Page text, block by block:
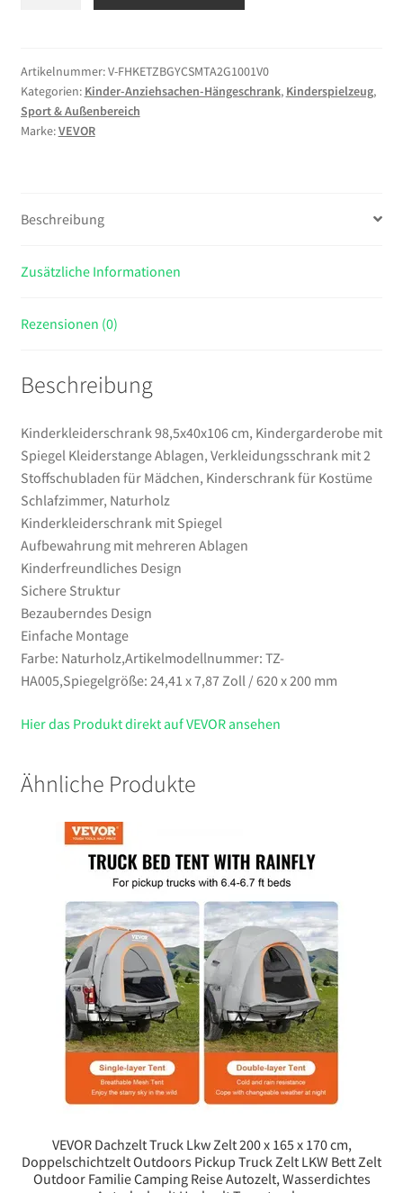
Kindergarderobe
mit
Spiegel
Kleiderstange
2
für
Kinderschrank
Schlafzimmer,
Menge
Artikelnummer:V-FHKETZBGYCSMTA2G1001V0
Kategorien: Kinder-Anziehsachen-Hängeschrank, Kinderspielzeug,
Sport & Außenbereich
Marke:VEVOR
Beschreibung
Zusätzliche Informationen
Rezensionen (0)
Beschreibung
Kinderkleiderschrank 98,5x40x106 cm, Kindergarderobe mit
Spiegel Kleiderstange Ablagen, Verkleidungsschrank mit 2
Stoffschubladen für Mädchen, Kinderschrank für Kostüme
Schlafzimmer, Naturholz
Kinderkleiderschrank mit Spiegel
Aufbewahrung mit mehreren Ablagen
Kinderfreundliches Design
Sichere Struktur
Bezauberndes Design
Einfache Montage
Farbe: Naturholz,Artikelmodellnummer: TZ-
HA005,Spiegelgröße: 24,41 x 7,87 Zoll / 620 x 200 mm
Hier das Produkt direkt auf VEVOR ansehen
Ähnliche Produkte
VEVOR Dachzelt Truck Lkw Zelt 200 x 165 x 170 cm,
Doppelschichtzelt Outdoors Pickup Truck Zelt LKW Bett Zelt
Outdoor Familie Camping Reise Autozelt, Wasserdichtes